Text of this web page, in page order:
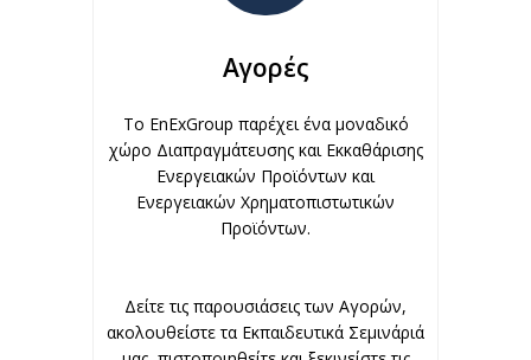
Αγορές
Το EnExGroup παρέχει ένα μοναδικό
χώρο Διαπραγμάτευσης και Εκκαθάρισης
Ενεργειακών Προϊόντων και
Ενεργειακών Χρηματοπιστωτικών
Προϊόντων.
Δείτε τις παρουσιάσεις των Αγορών,
ακολουθείστε τα Εκπαιδευτικά Σεμινάριά